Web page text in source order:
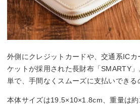
外側にクレジットカードや、交通系IC
ケットが採用された長財布「SMARTY
単で、手間なくスムーズに支払いできる
本体サイズは19.5×10×1.8cm、重量は